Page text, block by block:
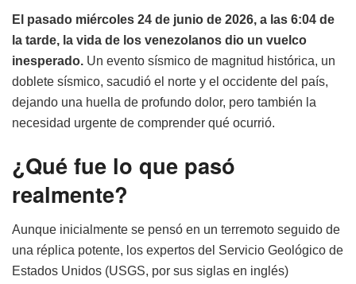
El pasado miércoles 24 de junio de 2026, a las 6:04 de
la tarde, la vida de los venezolanos dio un vuelco
inesperado. Un evento sísmico de magnitud histórica, un
doblete sísmico, sacudió el norte y el occidente del país,
dejando una huella de profundo dolor, pero también la
necesidad urgente de comprender qué ocurrió.
¿Qué fue lo que pasó
realmente?
Aunque inicialmente se pensó en un terremoto seguido de
una réplica potente, los expertos del Servicio Geológico de
Estados Unidos (USGS, por sus siglas en inglés)